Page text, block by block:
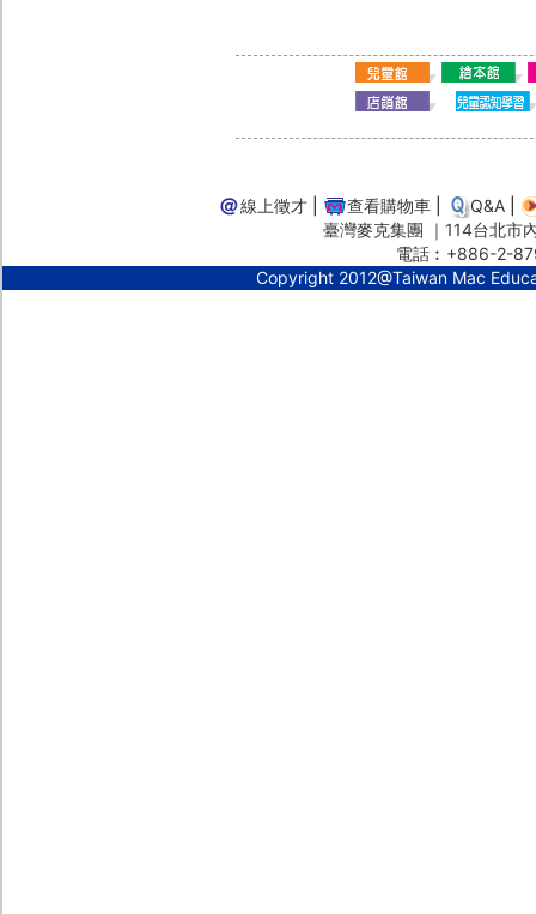
線上徵才 查看購物車 Q&A
臺灣麥克集團 ｜114台北
電話︰+886-2-
Copyright 2012@Taiwan Mac